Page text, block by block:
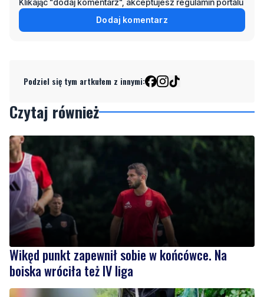
Wikęd punkt zapewnił sobie w końcówce. Na
boiska wróciła też IV liga